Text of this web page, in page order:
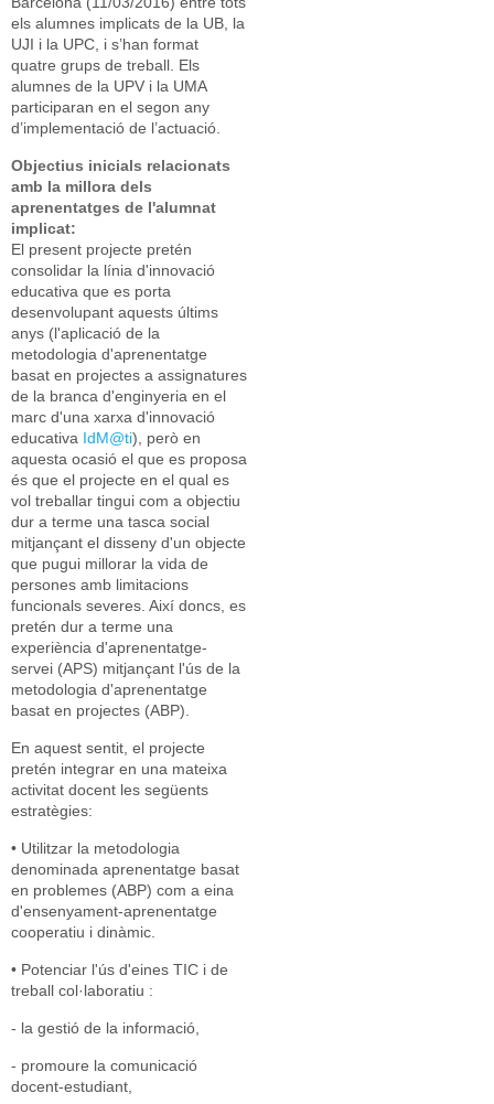
els alumnes implicats de la UB, la
UJI i la UPC, i s’han format
quatre grups de treball. Els
alumnes de la UPV i la UMA
participaran en el segon any
d’implementació de l’actuació.
Objectius inicials relacionats
amb la millora dels
aprenentatges de l'alumnat
implicat:
El present projecte pretén
consolidar la línia d'innovació
educativa que es porta
desenvolupant aquests últims
anys (l'aplicació de la
metodologia d'aprenentatge
basat en projectes a assignatures
de la branca d'enginyeria en el
marc d'una xarxa d'innovació
educativa IdM@ti), però en
aquesta ocasió el que es proposa
és que el projecte en el qual es
vol treballar tingui com a objectiu
dur a terme una tasca social
mitjançant el disseny d'un objecte
que pugui millorar la vida de
persones amb limitacions
funcionals severes. Així doncs, es
pretén dur a terme una
experiència d'aprenentatge-
servei (APS) mitjançant l'ús de la
metodologia d'aprenentatge
basat en projectes (ABP).
En aquest sentit, el projecte
pretén integrar en una mateixa
activitat docent les següents
estratègies:
• Utilitzar la metodologia
denominada aprenentatge basat
en problemes (ABP) com a eina
d'ensenyament-aprenentatge
cooperatiu i dinàmic.
• Potenciar l'ús d'eines TIC i de
treball col·laboratiu :
- la gestió de la informació,
- promoure la comunicació
docent-estudiant,